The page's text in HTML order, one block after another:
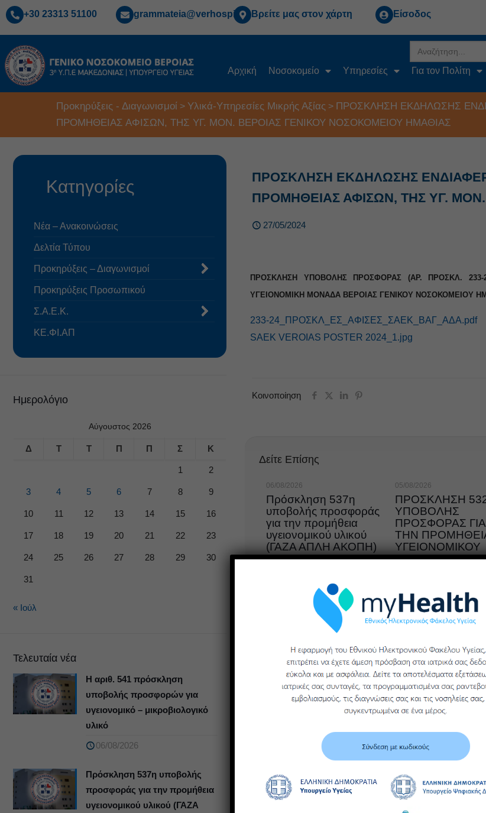
+30 23313 51100 grammateia@verhospi.gr Βρείτε μας στον χάρτη Είσοδος
for:
Αρχική Νοσοκομείο Υπηρεσίες Για τον Πολίτη
Προκηρύξεις - Διαγωνισμοί > Υλικά-Υπηρεσίες Μικρής Αξίας > ΠΡΟΣΚΛΗΣΗ ΕΚΔΗΛΩΣΗΣ
ΠΡΟΜΗΘΕΙΑΣ ΑΦΙΣΩΝ, ΤΗΣ ΥΓ. ΜΟΝ. ΒΕΡΟΙΑΣ ΓΕΝΙΚΟΥ ΝΟΣΟΚΟΜΕΙΟΥ ΗΜΑΘΙΑΣ
ΠΡΟΣΚΛΗΣΗ ΕΚΔΗΛΩΣΗΣ
ΠΡΟΜΗΘΕΙΑΣ ΑΦΙΣΩΝ, ΤΗΣ ΥΓ.
27/05/2024
ΠΡΟΣΚΛΗΣΗ ΥΠΟΒΟΛΗΣ ΠΡΟΣΦΟΡΑΣ (ΑΡ. ΠΡΟΣΚΛ. 233-
ΥΓΕΙΟΝΟΜΙΚΗ ΜΟΝΑΔΑ ΒΕΡΟΙΑΣ ΓΕΝΙΚΟΥ ΝΟΣΟΚΟΜΕΙΟΥ
233-24_ΠΡΟΣΚΛ_ΕΣ_ΑΦΙΣΕΣ_ΣΑΕΚ_ΒΑΓ_ΑΔΑ.pdf
SAEK VEROIAS POSTER 2024_1.jpg
Κοινοποίηση
Δείτε Επίσης
06/08/2026
Πρόσκληση 537η
υποβολής προσφοράς
για την προμήθεια
υγειονομικού υλικού
(ΓΑΖΑ ΑΠΛΗ ΑΚΟΠΗ)
05/08/2026
ΠΡΟΣΚΛΗΣΗ
ΥΠΟΒΟΛΗΣ
ΠΡΟΣΦΟΡΑΣ ΓΙΑ
ΤΗΝ
ΥΓΕΙΟΝΟΜΙΚΟΥ
ΥΛΙΚΟΥ,
ΓΕΝΙΚΟΥ
ΝΟΣΟΚΟΜΕΙΟΥ
ΗΜΑΘΙΑΣ
Περισσότερα
Κατηγορίες
Νέα – Ανακοινώσεις
Δελτία Τύπου
Προκηρύξεις – Διαγωνισμοί
Προκηρύξεις Προσωπικού
Σ.Α.Ε.Κ.
ΚΕ.ΦΙ.ΑΠ
Ημερολόγιο
Αύγουστος 2026
Δ Τ Τ Π Π Σ Κ
1 2
3 4 5 6 7 8 9
10 11 12 13 14 15 16
17 18 19 20 21 22 23
24 25 26 27 28 29 30
31
« Ιούλ
Τελευταία νέα
Η αριθ. 541 πρόσκληση
υποβολής προσφορών για
υγειονομικό – μικροβιολογικό
υλικό
06/08/2026
Πρόσκληση 537η υποβολής
προσφοράς για την προμήθεια
υγειονομικού υλικού (ΓΑΖΑ